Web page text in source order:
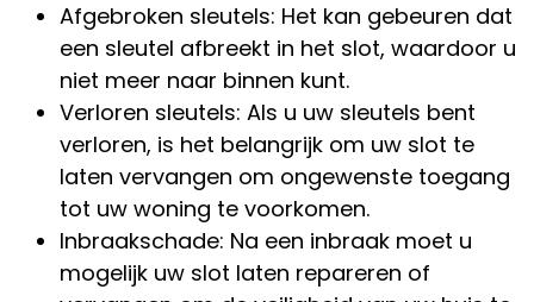
Afgebroken sleutels: Het kan gebeuren dat
een sleutel afbreekt in het slot, waardoor u
niet meer naar binnen kunt.
Verloren sleutels: Als u uw sleutels bent
verloren, is het belangrijk om uw slot te
laten vervangen om ongewenste toegang
tot uw woning te voorkomen.
Inbraakschade: Na een inbraak moet u
mogelijk uw slot laten repareren of